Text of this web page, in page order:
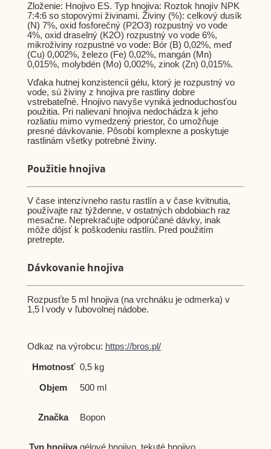
Zloženie: Hnojivo ES. Typ hnojiva: Roztok hnojív NPK
7:4:6 so stopovými živinami. Živiny (%): celkový dusík
(N) 7%, oxid fosforečný (P2O3) rozpustný vo vode
4%, oxid draselný (K2O) rozpustný vo vode 6%,
mikroživiny rozpustné vo vode: Bór (B) 0,02%, meď
(Cu) 0,002%, železo (Fe) 0,02%, mangán (Mn)
0,015%, molybdén (Mo) 0,002%, zinok (Zn) 0,015%.
Vďaka hutnej konzistencii gélu, ktorý je rozpustný vo
vode, sú živiny z hnojiva pre rastliny dobre
vstrebateľné. Hnojivo navyše vyniká jednoduchosťou
použitia. Pri nalievaní hnojiva nedochádza k jeho
rozliatiu mimo vymedzený priestor, čo umožňuje
presné dávkovanie. Pôsobí komplexne a poskytuje
rastlinám všetky potrebné živiny.
Použitie hnojiva
V čase intenzívneho rastu rastlín a v čase kvitnutia,
používajte raz týždenne, v ostatných obdobiach raz
mesačne. Neprekračujte odporúčané dávky, inak
môže dôjsť k poškodeniu rastlín. Pred použitím
pretrepte.
Dávkovanie hnojiva
Rozpusťte 5 ml hnojiva (na vrchnáku je odmerka) v
1,5 l vody v ľubovolnej nádobe.
Odkaz na výrobcu: https://bros.pl/
Hmotnosť 0,5 kg
Objem 500 ml
Značka Bopon